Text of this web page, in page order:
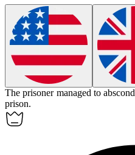
The prisoner managed toabscond
prison.